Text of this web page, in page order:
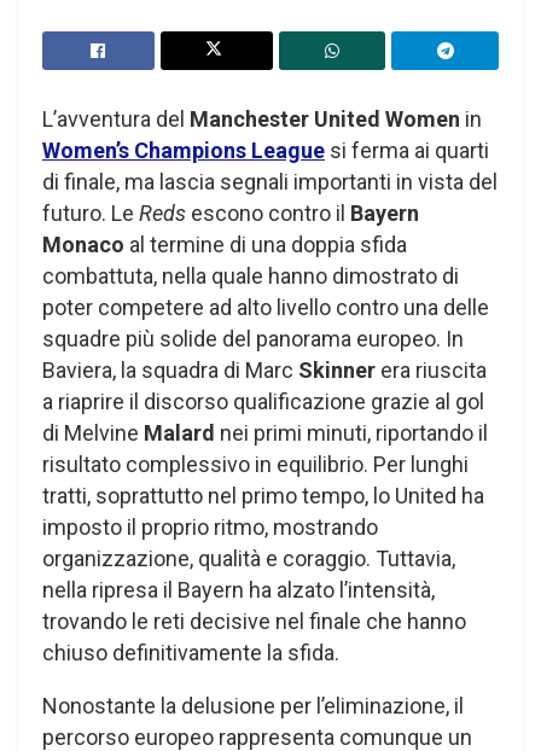
L’avventura del Manchester United Women in
Women’s Champions League si ferma ai quarti
di finale, ma lascia segnali importanti in vista del
futuro. Le Reds escono contro il Bayern
Monaco al termine di una doppia sfida
combattuta, nella quale hanno dimostrato di
poter competere ad alto livello contro una delle
squadre più solide del panorama europeo. In
Baviera, la squadra di Marc Skinner era riuscita
a riaprire il discorso qualificazione grazie al gol
di Melvine Malard nei primi minuti, riportando il
risultato complessivo in equilibrio. Per lunghi
tratti, soprattutto nel primo tempo, lo United ha
imposto il proprio ritmo, mostrando
organizzazione, qualità e coraggio. Tuttavia,
nella ripresa il Bayern ha alzato l’intensità,
trovando le reti decisive nel finale che hanno
chiuso definitivamente la sfida.
Nonostante la delusione per l’eliminazione, il
percorso europeo rappresenta comunque un